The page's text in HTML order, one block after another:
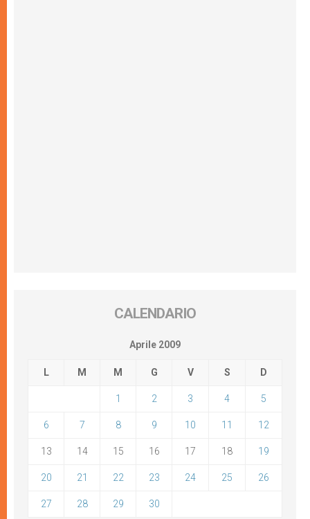
CALENDARIO
Aprile 2009
L M M G V S D
1 2 3 4 5
6 7 8 9 10 11 12
13 14 15 16 17 18 19
20 21 22 23 24 25 26
27 28 29 30